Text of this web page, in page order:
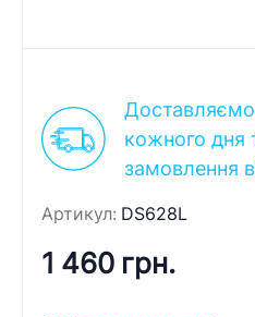
кожного дня
замовлення
Артикул: DS628L
1 460 грн.